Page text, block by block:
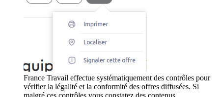
France Travail effectue systématiquement des contrôles pour
vérifier la légalité et la conformité des offres diffusées. Si